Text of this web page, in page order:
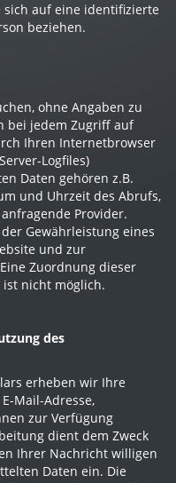
sich auf eine identifizierte
beziehen.
ohne Angaben zu
bei jedem Zugriff auf
Ihren Internetbrowser
Logfiles)
Daten gehören z.B.
und Uhrzeit des Abrufs,
Provider.
Gewährleistung eines
und zur
Zuordnung dieser
ist nicht möglich.
des
erheben wir Ihre
Mail-Adresse,
zur Verfügung
dient dem Zweck
Ihrer Nachricht willigen
Daten ein. Die